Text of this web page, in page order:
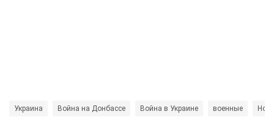
Украина Война на Донбассе Война в Украине военные